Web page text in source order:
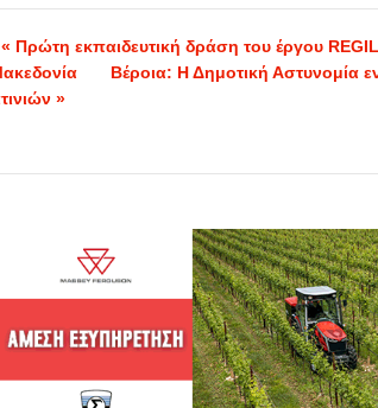
« Πρώτη εκπαιδευτική δράση του έργου
Βέροια: Η Δημοτική Αστυνομία
»